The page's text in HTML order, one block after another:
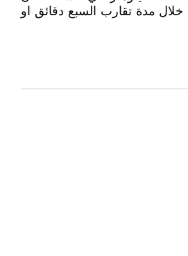
كم تقطع خلال مدة تقارب السبع دقائق او